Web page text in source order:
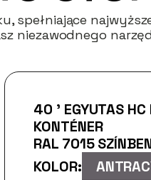
spełniające
niezawodnego
40 ’ EGYUTAS
KONTÉNER
RAL 7015
KOLOR: